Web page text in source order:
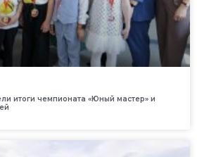
итоги чемпионата «Юный мастер» и